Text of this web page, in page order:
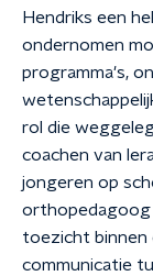
Hendriks een
ondernomen
programma's,
rol die
coachen van
jongeren op
orthopedagoog
toezicht binnen
communicatie